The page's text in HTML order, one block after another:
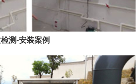
测-安装案例